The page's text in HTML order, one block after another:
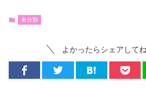
未分類
よかったらシェアしてね